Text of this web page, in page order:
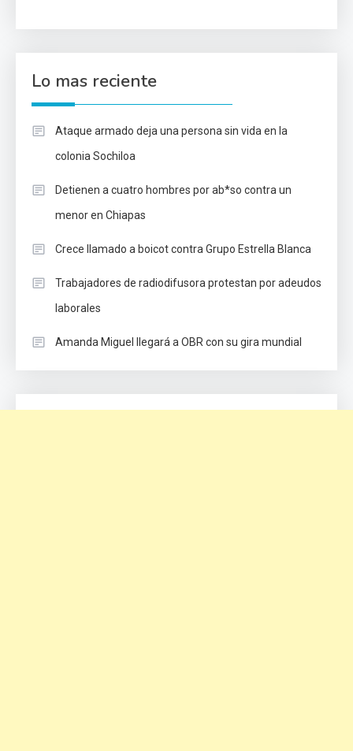
Lo mas reciente
Ataque armado deja una persona sin vida en la
colonia Sochiloa
Detienen a cuatro hombres por ab*so contra un
menor en Chiapas
Crece llamado a boicot contra Grupo Estrella Blanca
Trabajadores de radiodifusora protestan por adeudos
laborales
Amanda Miguel llegará a OBR con su gira mundial